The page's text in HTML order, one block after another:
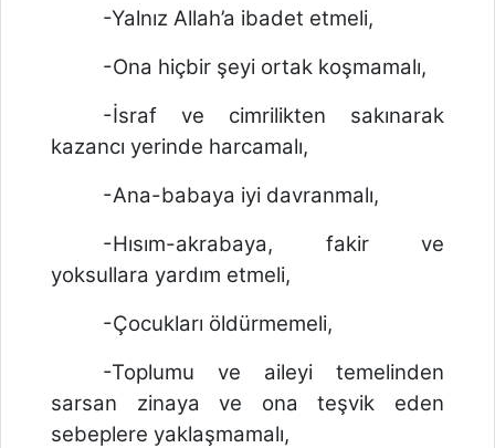
-Yalnız Allah’a ibadet etmeli,
-Ona hiçbir şeyi ortak koşmamalı,
-İsraf ve cimrilikten sakınarak
kazancı yerinde harcamalı,
-Ana-babaya iyi davranmalı,
-Hısım-akrabaya, fakir ve
yoksullara yardım etmeli,
-Çocukları öldürmemeli,
-Toplumu ve aileyi temelinden
sarsan zinaya ve ona teşvik eden
sebeplere yaklaşmamalı,